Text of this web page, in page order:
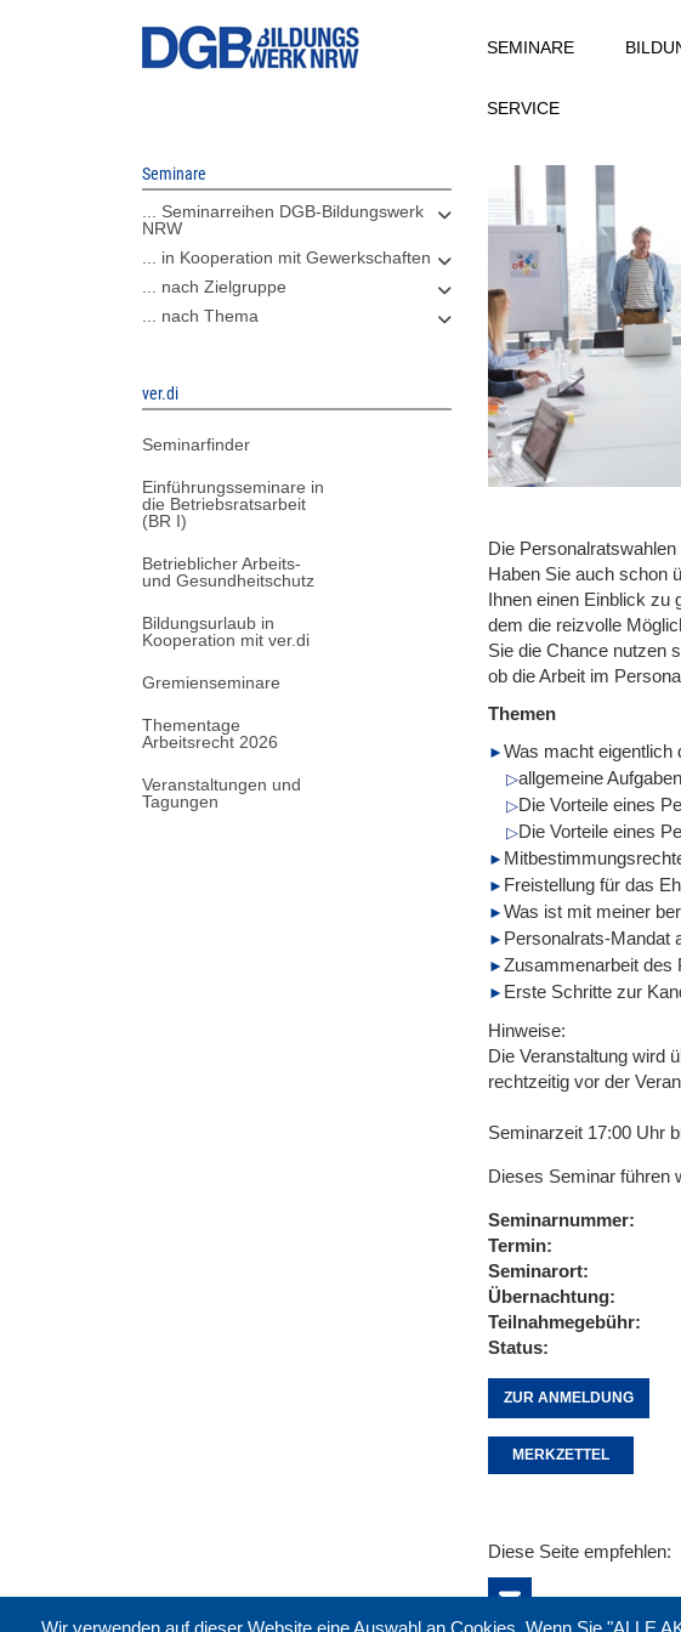
SEMINARE
SERVICE
Seminare
... Seminarreihen DGB-Bildungswerk
NRW
... in Kooperation mit Gewerkschaften
... nach Zielgruppe
... nach Thema
ver.di
Seminarfinder
Einführungsseminare in
die Betriebsratsarbeit
(BR I)
Betrieblicher Arbeits-
und Gesundheitschutz
Bildungsurlaub in
Kooperation mit ver.di
Gremienseminare
Thementage
Arbeitsrecht 2026
Veranstaltungen und
Tagungen
Die
Haben Sie auch schon
Ihnen einen Einblick zu
dem die reizvolle
Sie die Chance nutzen
ob die Arbeit im
Themen
Was macht eigentlich
allgemeine
Die Vorteile eines
Die Vorteile eines
Freistellung für das
Was ist mit meiner
Personalrats-Mandat
Zusammenarbeit des
Erste Schritte zur
Hinweise:
Die Veranstaltung wird
rechtzeitig vor der
Seminarzeit 17:00 Uhr
Dieses Seminar führen
Seminarnummer
Termin
Seminarort
Übernachtung
Teilnahmegebühr
Status
ZUR ANMELDUNG
MERKZETTEL
Wir verwenden auf dieser Website eine Auswahl an Cookies. Wenn Sie "ALLE
Diese Seite empfehlen: